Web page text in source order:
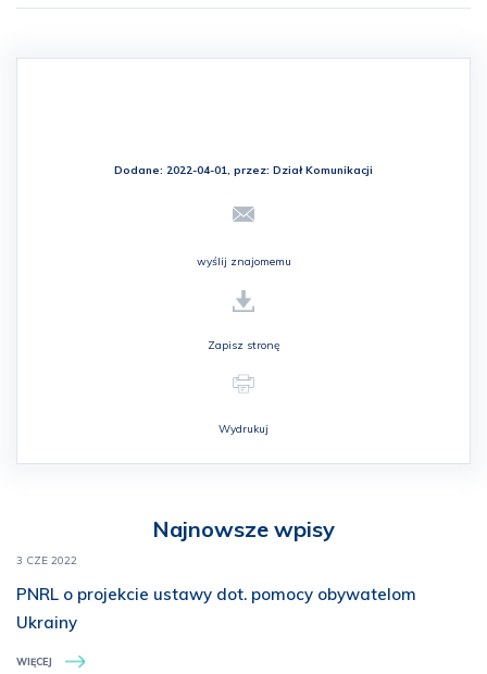
Najnowsze wpisy
3 CZE 2022
PNRL o projekcie ustawy dot. pomocy obywatelom
Ukrainy
WIĘCEJ
Dodane: 2022-04-01, przez: Dział Komunikacji
wyślij znajomemu
Zapisz stronę
Wydrukuj